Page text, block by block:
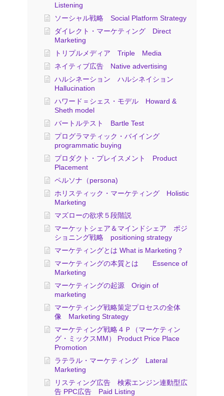
Listening
ソーシャル戦略 Social Platform Strategy
ダイレクト・マーケティング Direct
Marketing
トリプルメディア Triple Media
ネイティブ広告 Native advertising
ハルシネーション ハルシネイション
Hallucination
ハワード＝シェス・モデル Howard &
Sheth model
バートルテスト Bartle Test
プログラマティック・バイイング
programmatic buying
プロダクト・プレイスメント Product
Placement
ペルソナ（persona)
ホリスティック・マーケティング Holistic
Marketing
マズローの欲求５段階説
マーケットシェア＆マインドシェア ポジ
ショニング戦略 positioning strategy
マーケティングとは What is Marketing？
マーケティングの本質とは Essence of
Marketing
マーケティングの起源 Origin of
marketing
マーケティング戦略策定プロセスの全体
像 Marketing Strategy
マーケティング戦略４Ｐ（マーケティン
グ・ミックスMM） Product Price Place
Promotion
ラテラル・マーケティング Lateral
Marketing
リスティング広告 検索エンジン連動型広
告 PPC広告 Paid Listing